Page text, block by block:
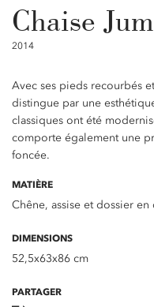
Chaise
2014
Avec ses pieds recourbés
distingue par une
classiques ont été
comporte également une
foncée.
MATIÈRE
Chêne, assise et dossier
DIMENSIONS
52,5x63x86 cm
PARTAGER